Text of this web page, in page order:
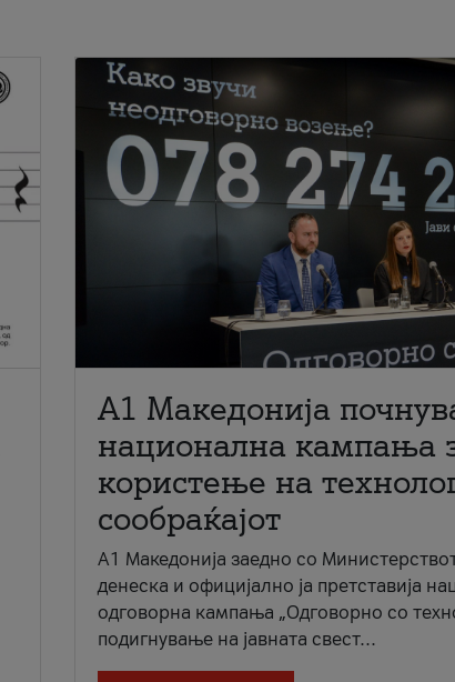
A1 Македонија
национална кампања
користење на
сообраќајот
A1 Македонија заедно со
денеска и официјално ја претставија
одговорна кампања „Одговорно со
подигнување на јавната свест...